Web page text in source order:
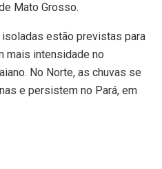
Mato Grosso.
estão previstas para
mais intensidade no
No Norte, as chuvas se
e persistem no Pará, em